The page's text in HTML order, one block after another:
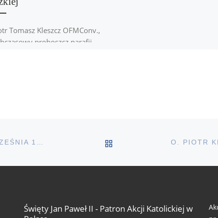
Tomasz Kleszcz OFMConv.,
proboszcz parafii
ROCZNICA NAPAŚCI ZSRR NA POLSKĘ 17-GO WRZEŚNIA 1939R. POWRÓT DO LISTY
Święty Jan Paweł II - Patron Akcji Katolickiej w